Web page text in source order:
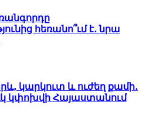
հեռանո՞ւմ է․ նրա
կարկուտ և ուժեղ քամի․
կփոխվի Հայաստանում